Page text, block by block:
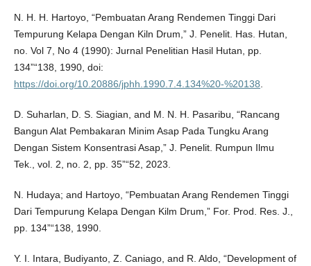
N. H. H. Hartoyo, “Pembuatan Arang Rendemen Tinggi Dari
Tempurung Kelapa Dengan Kiln Drum,” J. Penelit. Has. Hutan,
no. Vol 7, No 4 (1990): Jurnal Penelitian Hasil Hutan, pp.
134”“138, 1990, doi:
https://doi.org/10.20886/jphh.1990.7.4.134%20-%20138
D. Suharlan, D. S. Siagian, and M. N. H. Pasaribu, “Rancang
Bangun Alat Pembakaran Minim Asap Pada Tungku Arang
Dengan Sistem Konsentrasi Asap,” J. Penelit. Rumpun Ilmu
Tek., vol. 2, no. 2, pp. 35”“52, 2023.
N. Hudaya; and Hartoyo, “Pembuatan Arang Rendemen Tinggi
Dari Tempurung Kelapa Dengan Kilm Drum,” For. Prod. Res. J.,
pp. 134”“138, 1990.
Y. I. Intara, Budiyanto, Z. Caniago, and R. Aldo, “Development of